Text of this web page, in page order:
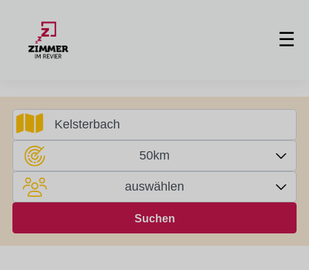
☰
50km
auswählen